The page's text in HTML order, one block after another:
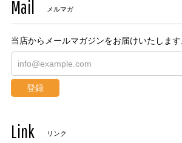
Mail メルマガ
当店からメールマガジンをお届けいたします
登録
Link リンク